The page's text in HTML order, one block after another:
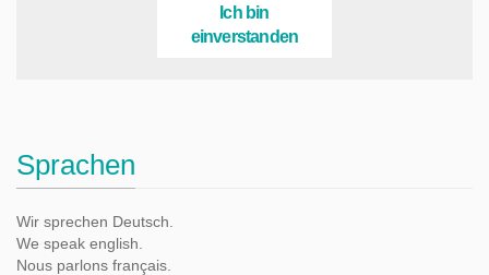
Ich bin
einverstanden
Sprachen
Wir sprechen Deutsch.
We speak english.
Nous parlons français.